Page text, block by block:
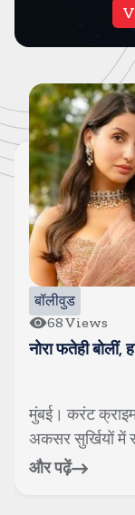
17
जन्नत ने
मुंबई।
एल्विश
और पढ़ें